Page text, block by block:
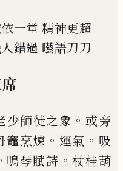
一堂 精神更超
錯過 囈語刀刀
少師徒之象 。 或旁
竈烹煉 。 運氣 。 吸
鳴琴賦詩 。杖桂葫